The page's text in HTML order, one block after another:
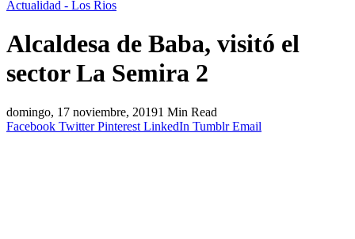
Actualidad - Los Rios
Alcaldesa de Baba, visitó el
sector La Semira 2
domingo, 17 noviembre, 20191 Min Read
Facebook Twitter Pinterest LinkedIn Tumblr Email